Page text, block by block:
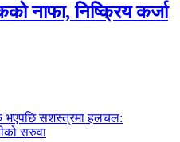
नाफा, निष्क्रिय कर्जा